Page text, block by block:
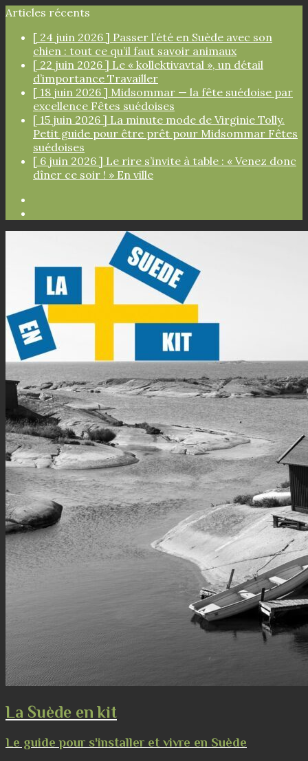
Articles récents
[ 24 juin 2026 ] Passer l’été en Suède avec son
chien : tout ce qu’il faut savoir animaux
[ 22 juin 2026 ] Le « kollektivavtal », un détail
d’importance Travailler
[ 18 juin 2026 ] Midsommar — la fête suédoise par
excellence Fêtes suédoises
[ 15 juin 2026 ] La minute mode de Virginie Tolly.
Petit guide pour être prêt pour Midsommar Fêtes
suédoises
[ 6 juin 2026 ] Le rire s’invite à table : « Venez donc
dîner ce soir ! » En ville
La Suède en kit
Le guide pour s'installer et vivre en Suède